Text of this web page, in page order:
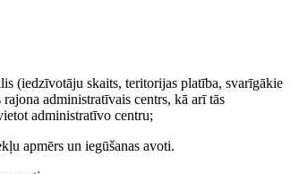
(iedzīvotāju skaits, teritorijas platība, svarīgākie
administratīvais centrs, kā arī tās
administratīvo centru;
apmērs un iegūšanas avoti.